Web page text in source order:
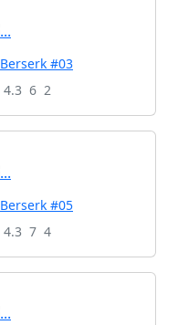
Berserk #03
4.3 6 2
Berserk #05
4.3 7 4